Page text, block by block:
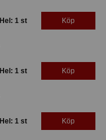
Hel: 1 st Köp
Hel: 1 st Köp
Hel: 1 st Köp